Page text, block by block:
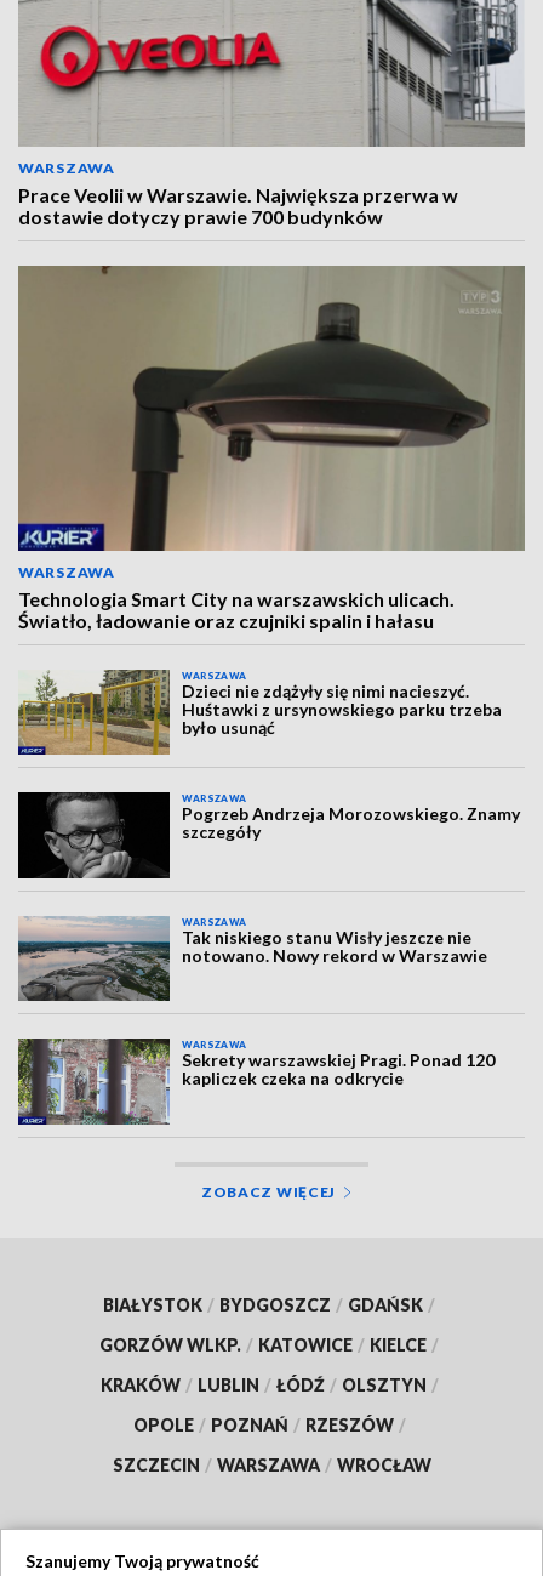
WARSZAWA
Prace Veolii w Warszawie. Największa przerwa w
dostawie dotyczy prawie 700 budynków
WARSZAWA
Technologia Smart City na warszawskich ulicach.
Światło, ładowanie oraz czujniki spalin i hałasu
WARSZAWA
Dzieci nie zdążyły się nimi nacieszyć.
Huśtawki z ursynowskiego parku trzeba
było usunąć
WARSZAWA
Pogrzeb Andrzeja Morozowskiego. Znamy
szczegóły
WARSZAWA
Tak niskiego stanu Wisły jeszcze nie
notowano. Nowy rekord w Warszawie
WARSZAWA
Sekrety warszawskiej Pragi. Ponad 120
kapliczek czeka na odkrycie
ZOBACZ WIĘCEJ
BIAŁYSTOK / BYDGOSZCZ / GDAŃSK /
GORZÓW WLKP. / KATOWICE / KIELCE /
KRAKÓW / LUBLIN / ŁÓDŹ / OLSZTYN /
OPOLE / POZNAŃ / RZESZÓW /
SZCZECIN / WARSZAWA / WROCŁAW
Szanujemy Twoją prywatność